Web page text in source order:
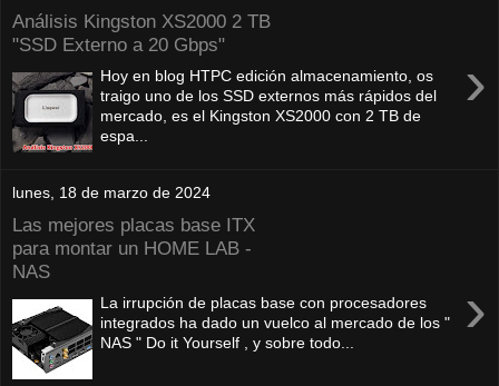
Análisis Kingston XS2000 2 TB
"SSD Externo a 20 Gbps"
›
Hoy en blog HTPC edición almacenamiento, os
traigo uno de los SSD externos más rápidos del
mercado, es el Kingston XS2000 con 2 TB de
espa...
lunes, 18 de marzo de 2024
Las mejores placas base ITX
para montar un HOME LAB -
NAS
›
La irrupción de placas base con procesadores
integrados ha dado un vuelco al mercado de los "
NAS " Do it Yourself , y sobre todo...